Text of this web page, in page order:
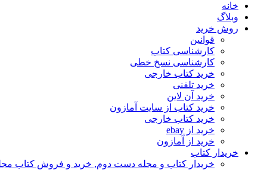
خانه
وبلاگ
روش خرید
قوانین
کارشناسی کتاب
کارشناسی نسخ خطی
خرید کتاب خارجی
خرید تلفنی
خرید آن لاین
خرید کتاب از سایت آمازون
خرید کتاب خارجی
خرید از ebay
خرید از آمازون
خریدار کتاب
خریدار کتاب و مجله دست دوم, خرید و فروش کتاب